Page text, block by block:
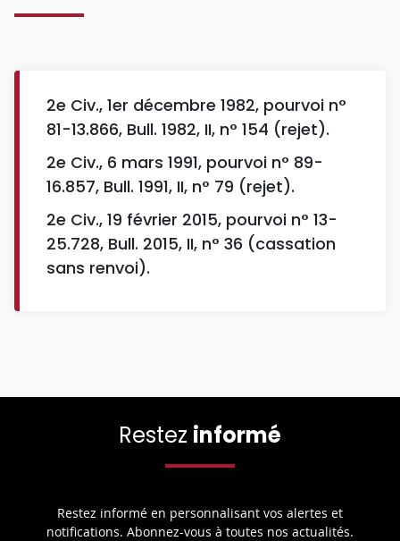
2e Civ., 1er décembre 1982, pourvoi n°
81-13.866, Bull. 1982, II, n° 154 (rejet).
2e Civ., 6 mars 1991, pourvoi n° 89-
16.857, Bull. 1991, II, n° 79 (rejet).
2e Civ., 19 février 2015, pourvoi n° 13-
25.728, Bull. 2015, II, n° 36 (cassation
sans renvoi).
Restez informé
Restez informé en personnalisant vos alertes et
notifications. Abonnez-vous à toutes nos actualités.